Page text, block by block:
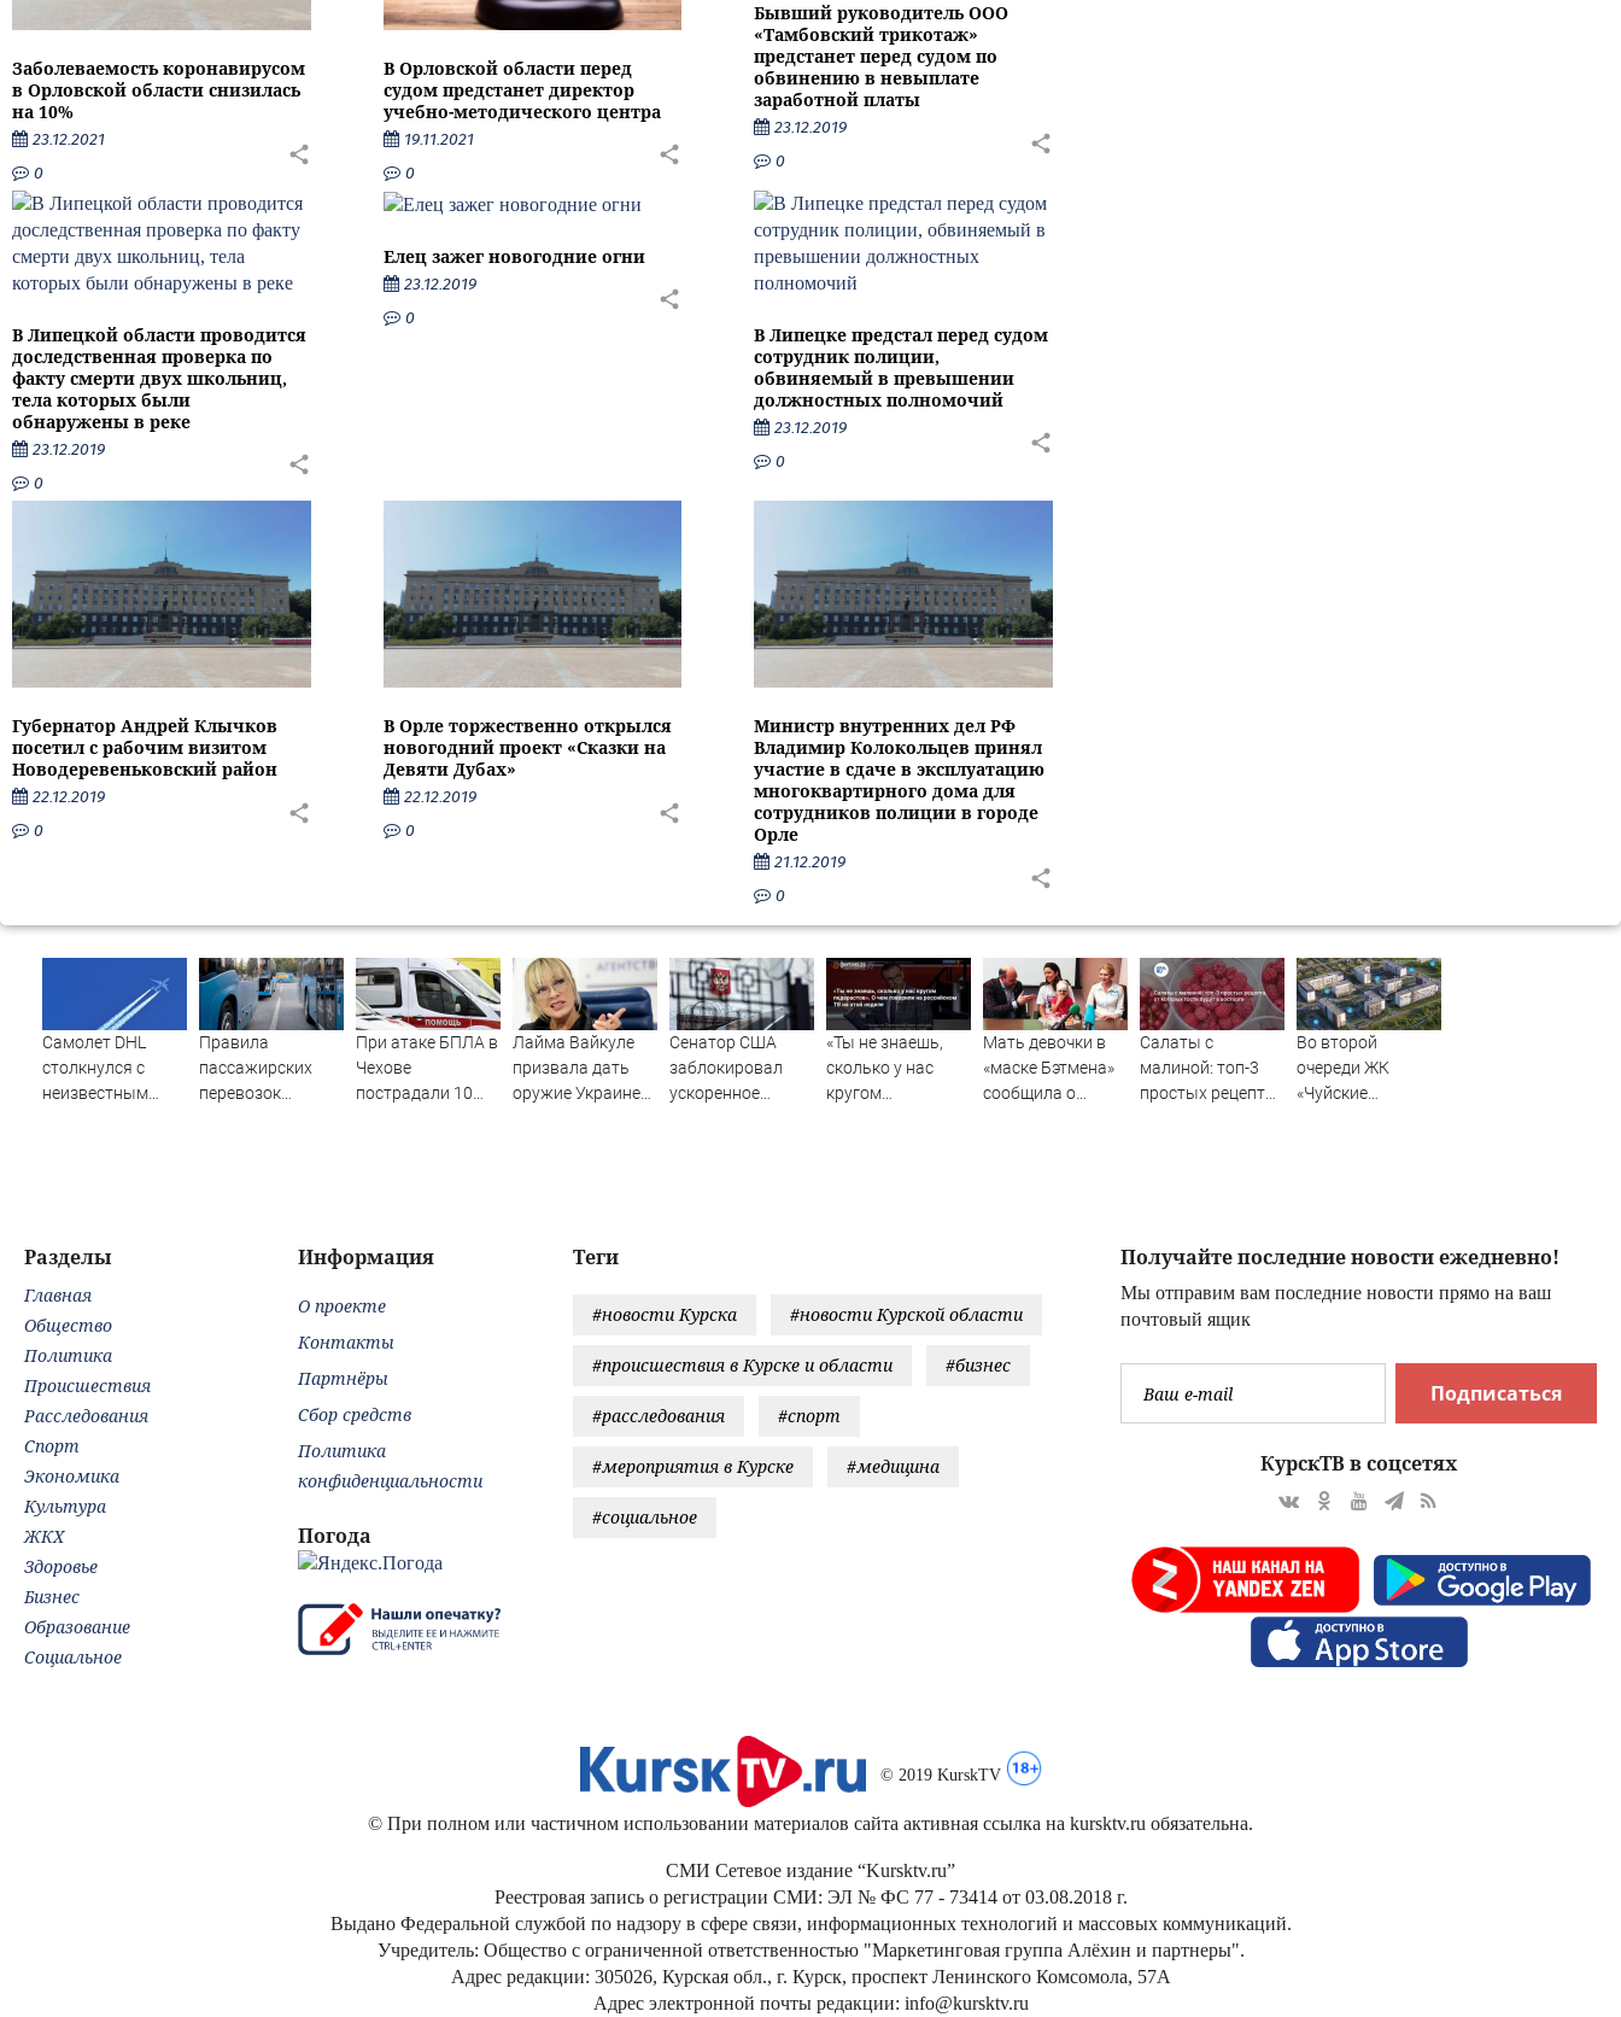
Заболеваемость коронавирусом
в Орловской области снизилась
на 10%
23.12.2021
0
В Орловской области перед
судом предстанет директор
учебно-методического центра
19.11.2021
0
Бывший руководитель ООО
«Тамбовский трикотаж»
предстанет перед судом по
обвинению в невыплате
заработной платы
23.12.2019
0
В Липецкой области проводится
доследственная проверка по
факту смерти двух школьниц,
тела которых были
обнаружены в реке
23.12.2019
0
Елец зажег новогодние огни
23.12.2019
0
В Липецке предстал перед судом
сотрудник полиции,
обвиняемый в превышении
должностных полномочий
23.12.2019
0
Губернатор Андрей Клычков
посетил с рабочим визитом
Новодеревеньковский район
22.12.2019
0
В Орле торжественно открылся
новогодний проект «Сказки на
Девяти Дубах»
22.12.2019
0
Министр внутренних дел РФ
Владимир Колокольцев принял
участие в сдаче в эксплуатацию
многоквартирного дома для
сотрудников полиции в городе
Орле
21.12.2019
0
Самолет DHL
столкнулся с
неизвестным
Правила
пассажирских
перевозок
При атаке БПЛА в
Чехове
пострадали 10
Лайма Вайкуле
призвала дать
оружие Украине
Сенатор США
заблокировал
ускоренное
«Ты не знаешь,
сколько у нас
кругом
Мать девочки в
«маске Бэтмена»
сообщила о
Салаты с
малиной: топ-3
простых рецепта,
Во второй
очереди ЖК
«Чуйские
Получайте последние новости ежедневно!
Мы отправим вам последние новости прямо на ваш
почтовый ящик
Подписаться
КурскТВ в соцсетях
Теги
#новости Курска #новости Курской области
#происшествия в Курске и области #бизнес
#расследования #спорт
#мероприятия в Курске #медицина
#социальное
Разделы
Главная
Общество
Политика
Происшествия
Расследования
Спорт
Экономика
Культура
ЖКХ
Здоровье
Бизнес
Образование
Социальное
Информация
О проекте
Контакты
Партнёры
Сбор средств
Политика
конфиденциальности
Погода
© 2019 KurskTV
© При полном или частичном использовании материалов сайта активная ссылка на kursktv.ru обязательна.
СМИ Сетевое издание “Kursktv.ru”
Реестровая запись о регистрации СМИ: ЭЛ № ФС 77 - 73414 от 03.08.2018 г.
Выдано Федеральной службой по надзору в сфере связи, информационных технологий и массовых коммуникаций.
Учредитель: Общество с ограниченной ответственностью "Маркетинговая группа Алёхин и партнеры".
Адрес редакции: 305026, Курская обл., г. Курск, проспект Ленинского Комсомола, 57А
Адрес электронной почты редакции: info@kursktv.ru